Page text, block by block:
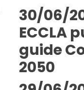
30/06/
ECCLA
guide
2050